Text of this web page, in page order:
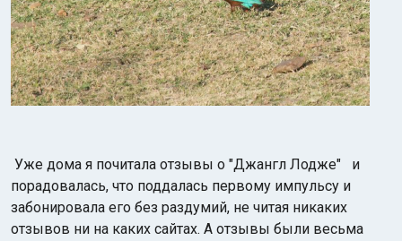
Уже дома я почитала отзывы о "Джангл Лодже" и
порадовалась, что поддалась первому импульсу и
забонировала его без раздумий, не читая никаких
отзывов ни на каких сайтах. А отзывы были весьма